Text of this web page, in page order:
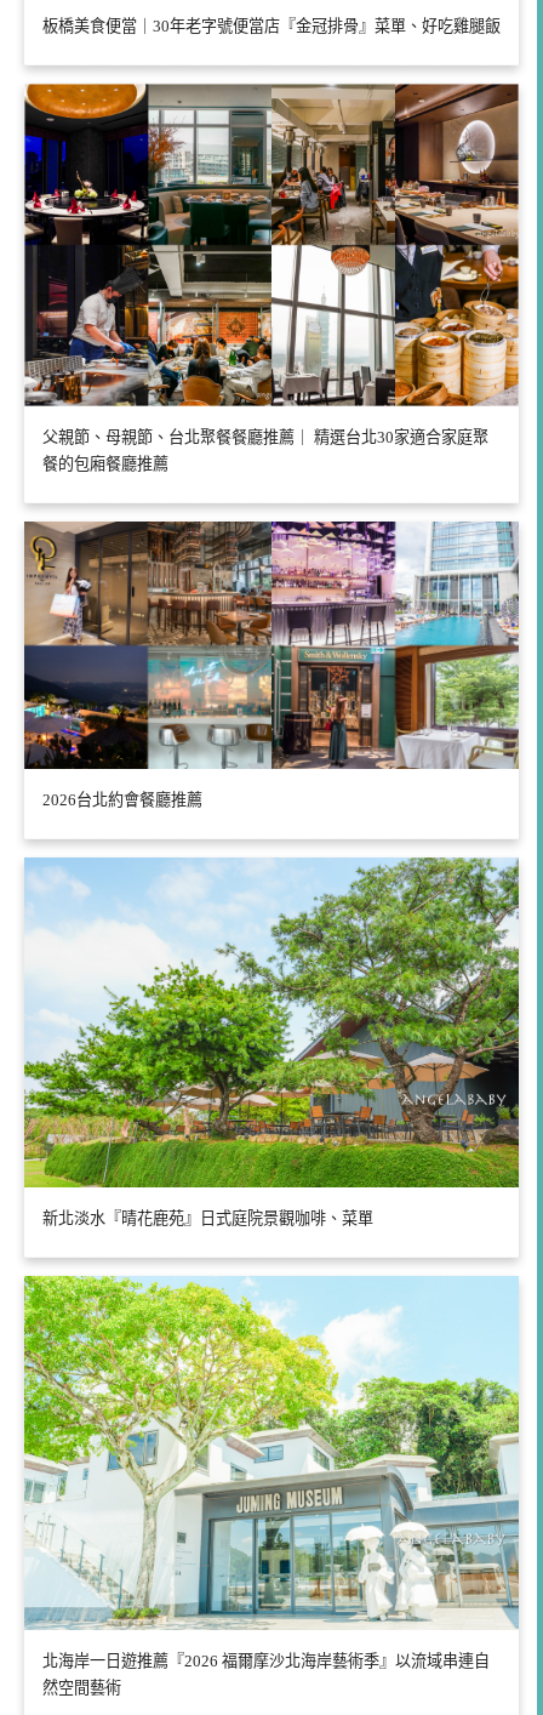
板橋美食便當｜30年老字號便當店『金冠排骨』菜單、好吃雞腿飯
父親節、母親節、台北聚餐餐廳推薦｜ 精選台北30家適合家庭聚
餐的包廂餐廳推薦
2026台北約會餐廳推薦
新北淡水『晴花鹿苑』日式庭院景觀咖啡、菜單
北海岸一日遊推薦『2026 福爾摩沙北海岸藝術季』以流域串連自
然空間藝術